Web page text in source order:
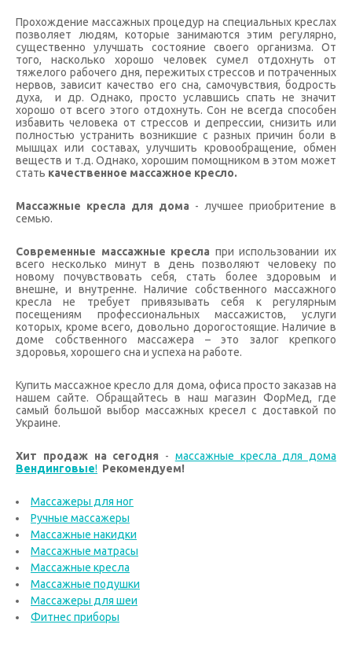
Прохождение массажных процедур на специальных креслах
позволяет людям, которые занимаются этим регулярно,
существенно улучшать состояние своего организма. От
того, насколько хорошо человек сумел отдохнуть от
тяжелого рабочего дня, пережитых стрессов и потраченных
нервов, зависит качество его сна, самочувствия, бодрость
духа, и др. Однако, просто уславшись спать не значит
хорошо от всего этого отдохнуть. Сон не всегда способен
избавить человека от стрессов и депрессии, снизить или
полностью устранить возникшие с разных причин боли в
мышцах или составах, улучшить кровообращение, обмен
веществ и т.д. Однако, хорошим помощником в этом может
стать качественное массажное кресло.
Массажные кресла для дома - лучшее приобритение в
семью.
Современные массажные кресла при использовании их
всего несколько минут в день позволяют человеку по
новому почувствовать себя, стать более здоровым и
внешне, и внутренне. Наличие собственного массажного
кресла не требует привязывать себя к регулярным
посещениям профессиональных массажистов, услуги
которых, кроме всего, довольно дорогостоящие. Наличие в
доме собственного массажера – это залог крепкого
здоровья, хорошего сна и успеха на работе.
Купить массажное кресло для дома, офиса просто заказав на
нашем сайте. Обращайтесь в наш магазин ФорМед, где
самый большой выбор массажных кресел с доставкой по
Украине.
Хит продаж на сегодня - массажные кресла для дома
Вендинговые! Рекомендуем!
Массажеры для ног
Ручные массажеры
Массажные накидки
Массажные матрасы
Массажные кресла
Массажные подушки
Массажеры для шеи
Фитнес приборы